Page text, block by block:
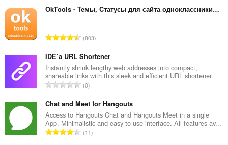
а
і
л
ь
к
і
с
ь
о
ц
і
г
ь
а
к
і
л
ь
к
і
с
OkTools - Темы, Cтатусы для сайта одноклассники.ру
З
г
а
л
ь
а
к
і
л
803
IDE`a URL Shortener
Instantly shrink lengthy web addresses into compact,
shareable links with this sleek and efficient URL shortener.
З
г
а
л
ь
0
Chat and Meet for Hangouts
Access to Hangouts Chat and Hangouts Meet in a single
App. Minimalistic and easy to use interface. All features av...
З11